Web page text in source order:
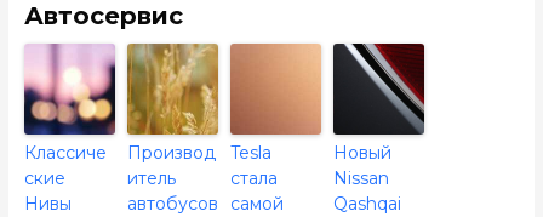
Автосервис
Классиче
ские
Нивы
Производ
итель
автобусов
Tesla
стала
самой
Новый
Nissan
Qashqai